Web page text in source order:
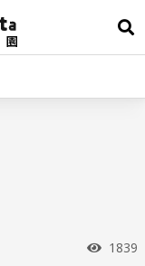
展
瀏覽
1839